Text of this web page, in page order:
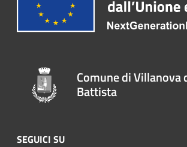
Comune di Villanova
Battista
SEGUICI SU